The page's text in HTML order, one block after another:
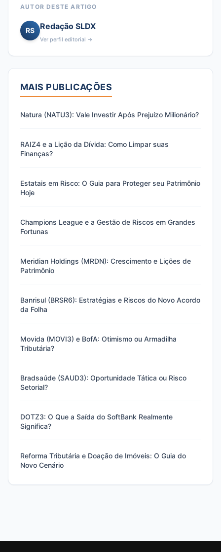
AUTOR DESTE ARTIGO
RS Redação SLDX
Ver perfil editorial →
MAIS PUBLICAÇÕES
Natura (NATU3): Vale Investir Após Prejuízo Milionário?
RAIZ4 e a Lição da Dívida: Como Limpar suas
Finanças?
Estatais em Risco: O Guia para Proteger seu Patrimônio
Hoje
Champions League e a Gestão de Riscos em Grandes
Fortunas
Meridian Holdings (MRDN): Crescimento e Lições de
Patrimônio
Banrisul (BRSR6): Estratégias e Riscos do Novo Acordo
da Folha
Movida (MOVI3) e BofA: Otimismo ou Armadilha
Tributária?
Bradsaúde (SAUD3): Oportunidade Tática ou Risco
Setorial?
DOTZ3: O Que a Saída do SoftBank Realmente
Significa?
Reforma Tributária e Doação de Imóveis: O Guia do
Novo Cenário